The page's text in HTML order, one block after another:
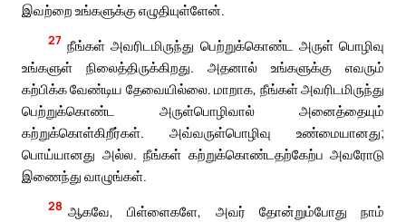
இவற்றை உங்களுக்கு எழுதியுள்ளேன்.
27 நீங்கள் அவரிடமிருந்து பெற்றுக்கொண்ட அருள் பொழிவு
உங்களுள் நிலைத்திருக்கிறது. அதனால் உங்களுக்கு எவரும்
கற்பிக்க வேண்டிய தேவையில்லை. மாறாக, நீங்கள் அவரிடமிருந்து
பெற்றுக்கொண்ட அருள்பொழிவால் அனைத்தையும்
கற்றுக்கொள்கிறீர்கள். அவ்வருள்பொழிவு உண்மையானது;
பொய்யானது அல்ல. நீங்கள் கற்றுக்கொண்டதற்கேற்ப அவரோடு
இணைந்து வாழுங்கள்.
28 ஆகவே, பிள்ளைகளே, அவர் தோன்றும்போது நாம்